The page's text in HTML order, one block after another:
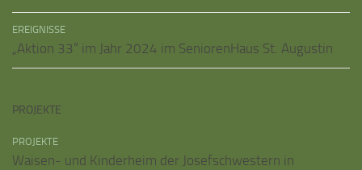
EREIGNISSE
„Aktion 33“ im Jahr 2024 im SeniorenHaus St. Augustin
PROJEKTE
PROJEKTE
Waisen- und Kinderheim der Josefschwestern in